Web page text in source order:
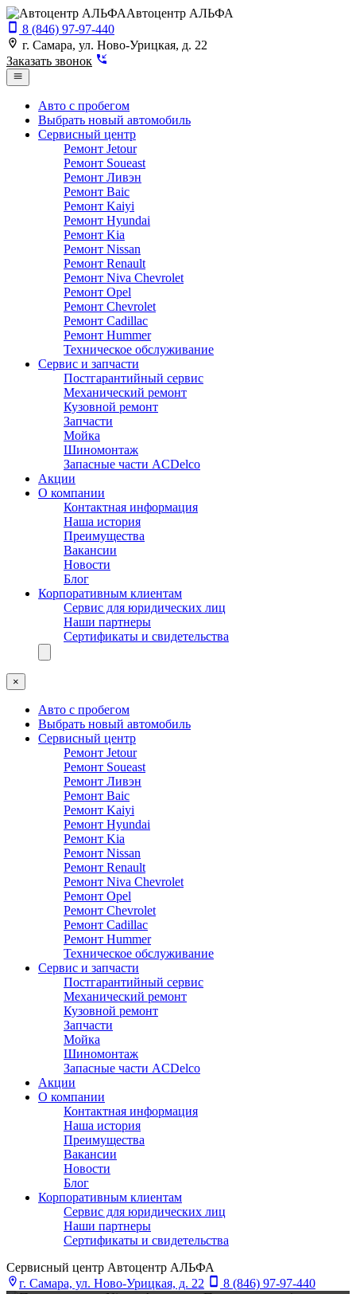
Автоцентр АЛЬФА
8 (846) 97-97-440
г. Самара, ул. Ново-Урицкая, д. 22
Заказать звонок
Авто с пробегом
Выбрать новый автомобиль
Сервисный центр
Ремонт Jetour
Ремонт Soueast
Ремонт Ливэн
Ремонт Baic
Ремонт Kaiyi
Ремонт Hyundai
Ремонт Kia
Ремонт Nissan
Ремонт Renault
Ремонт Niva Chevrolet
Ремонт Opel
Ремонт Chevrolet
Ремонт Cadillac
Ремонт Hummer
Техническое обслуживание
Сервис и запчасти
Постгарантийный сервис
Механический ремонт
Кузовной ремонт
Запчасти
Мойка
Шиномонтаж
Запасные части ACDelco
Акции
О компании
Контактная информация
Наша история
Преимущества
Вакансии
Новости
Блог
Корпоративным клиентам
Сервис для юридических лиц
Наши партнеры
Сертификаты и свидетельства
×
Авто с пробегом
Выбрать новый автомобиль
Сервисный центр
Ремонт Jetour
Ремонт Soueast
Ремонт Ливэн
Ремонт Baic
Ремонт Kaiyi
Ремонт Hyundai
Ремонт Kia
Ремонт Nissan
Ремонт Renault
Ремонт Niva Chevrolet
Ремонт Opel
Ремонт Chevrolet
Ремонт Cadillac
Ремонт Hummer
Техническое обслуживание
Сервис и запчасти
Постгарантийный сервис
Механический ремонт
Кузовной ремонт
Запчасти
Мойка
Шиномонтаж
Запасные части ACDelco
Акции
О компании
Контактная информация
Наша история
Преимущества
Вакансии
Новости
Блог
Корпоративным клиентам
Сервис для юридических лиц
Наши партнеры
Сертификаты и свидетельства
Сервисный центр Автоцентр АЛЬФА
г. Самара, ул. Ново-Урицкая, д. 22
8 (846) 97-97-440